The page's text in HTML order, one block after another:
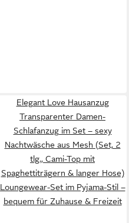
Elegant Love Hausanzug
Transparenter Damen-
Schlafanzug im Set – sexy
Nachtwäsche aus Mesh (Set, 2
tlg., Cami-Top mit
Spaghettiträgern & langer Hose)
Loungewear-Set im Pyjama-Stil –
bequem für Zuhause & Freizeit